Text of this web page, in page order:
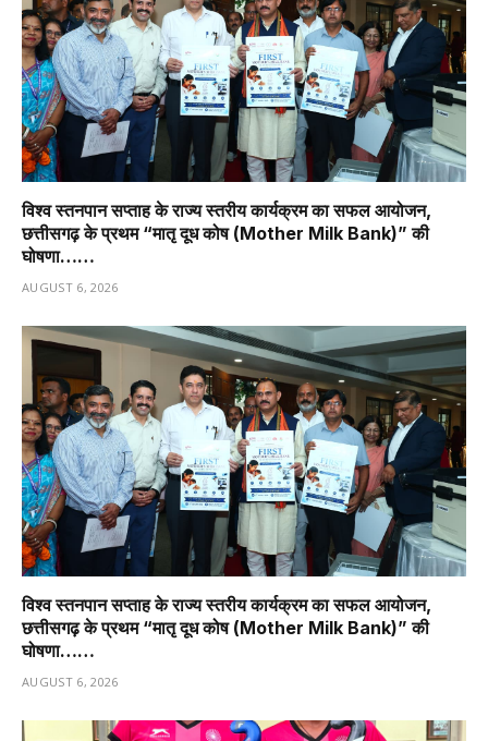
विश्व स्तनपान सप्ताह के राज्य स्तरीय कार्यक्रम का सफल आयोजन,
छत्तीसगढ़ के प्रथम “मातृ दूध कोष (Mother Milk Bank)” की
घोषणा……
AUGUST 6, 2026
विश्व स्तनपान सप्ताह के राज्य स्तरीय कार्यक्रम का सफल आयोजन,
छत्तीसगढ़ के प्रथम “मातृ दूध कोष (Mother Milk Bank)” की
घोषणा……
AUGUST 6, 2026